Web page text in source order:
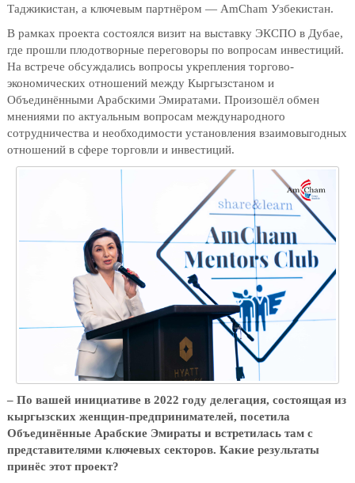
Таджикистан, а ключевым партнёром — АmCham Узбекистан.
В рамках проекта состоялся визит на выставку ЭКСПО в Дубае,
где прошли плодотворные переговоры по вопросам инвестиций.
На встрече обсуждались вопросы укрепления торгово-
экономических отношений между Кыргызстаном и
Объединёнными Арабскими Эмиратами. Произошёл обмен
мнениями по актуальным вопросам международного
сотрудничества и необходимости установления взаимовыгодных
отношений в сфере торговли и инвестиций.
– По вашей инициативе в 2022 году делегация, состоящая из
кыргызских женщин-предпринимателей, посетила
Объединённые Арабские Эмираты и встретилась там с
представителями ключевых секторов. Какие результаты
принёс этот проект?